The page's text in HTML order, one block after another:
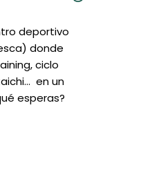
deportivo
donde
ciclo
en un
esperas?